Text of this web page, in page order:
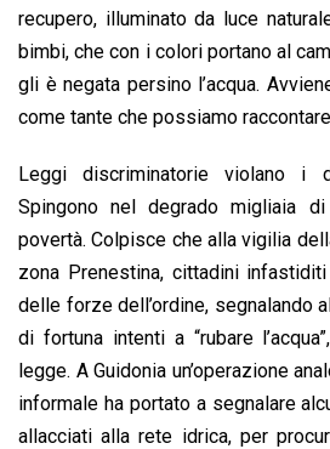
k
p
n
k
recupero, illuminato da luce
bimbi, che con i colori portano al
gli è negata persino l’acqua.
come tante che possiamo
Leggi discriminatorie violano i
Spingono nel degrado migliaia
povertà. Colpisce che alla vigilia
zona Prenestina, cittadini
delle forze dell’ordine, segnalando
di fortuna intenti a “rubare
legge. A Guidonia un’operazione
informale ha portato a segnalare
allacciati alla rete idrica, per